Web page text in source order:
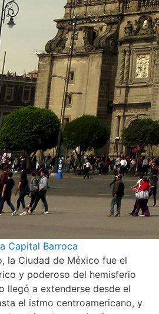
Capital Barroca
la Ciudad de México fue el
y poderoso del hemisferio
llegó a extenderse desde el
el istmo centroamericano, y